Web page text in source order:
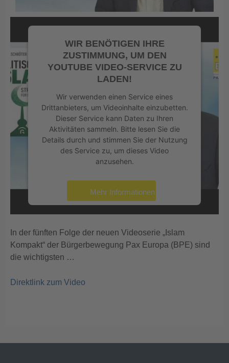
WIR BENÖTIGEN IHRE
ZUSTIMMUNG, UM DEN
YOUTUBE VIDEO-SERVICE ZU
LADEN!
Wir verwenden einen Service eines
Drittanbieters, um Videoinhalte einzubetten.
Dieser Service kann Daten zu Ihren
Aktivitäten sammeln. Bitte lesen Sie die
Details durch und stimmen Sie der Nutzung
des Service zu, um dieses Video
anzusehen.
Mehr Informationen
powered by Usercentrics Consent
Management Platform&eRecht24
In der fünften Folge der neuen Videoserie „Islam
Kompakt“ der Bürgerbewegung Pax Europa (BPE) sind
die wichtigsten …
Direktlink zum Video